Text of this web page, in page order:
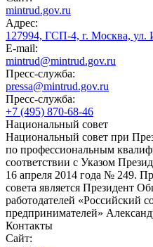
mintrud.gov.ru
Адрес:
127994, ГСП-4, г. Москва, ул.
E-mail:
mintrud@mintrud.gov.ru
Пресс-служба:
pressa@mintrud.gov.ru
Пресс-служба:
+7 (495) 870-68-46
Национальный совет
Национальный совет при
по профессиональным
соответствии с Указом
16 апреля 2014 года № 249.
совета является Президент
работодателей «Российский
предпринимателей»
Контакты
Сайт: